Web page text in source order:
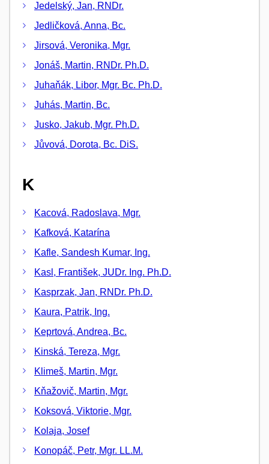
Jedelský, Jan, RNDr.
Jedličková, Anna, Bc.
Jirsová, Veronika, Mgr.
Jonáš, Martin, RNDr. Ph.D.
Juhaňák, Libor, Mgr. Bc. Ph.D.
Juhás, Martin, Bc.
Jusko, Jakub, Mgr. Ph.D.
Jůvová, Dorota, Bc. DiS.
K
Kacová, Radoslava, Mgr.
Kafková, Katarína
Kafle, Sandesh Kumar, Ing.
Kasl, František, JUDr. Ing. Ph.D.
Kasprzak, Jan, RNDr. Ph.D.
Kaura, Patrik, Ing.
Keprtová, Andrea, Bc.
Kinská, Tereza, Mgr.
Klimeš, Martin, Mgr.
Kňažovič, Martin, Mgr.
Koksová, Viktorie, Mgr.
Kolaja, Josef
Konopáč, Petr, Mgr. LL.M.